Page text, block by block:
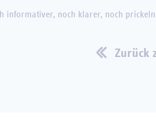
informativer, noch klarer, noch
Zurück